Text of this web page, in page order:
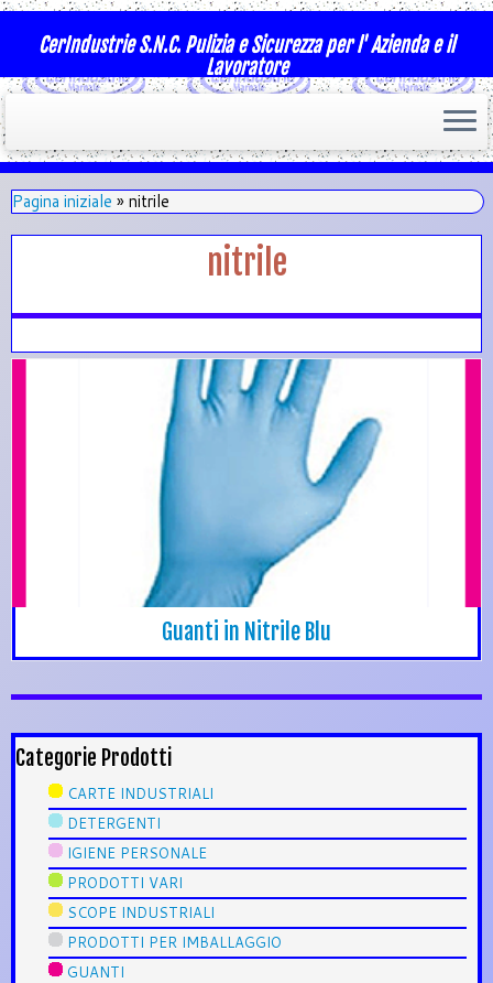
CerIndustrie S.N.C. Pulizia e Sicurezza per l' Azienda e il
Lavoratore
Pagina iniziale » nitrile
nitrile
Guanti in Nitrile Blu
Categorie Prodotti
CARTE INDUSTRIALI
DETERGENTI
IGIENE PERSONALE
PRODOTTI VARI
SCOPE INDUSTRIALI
PRODOTTI PER IMBALLAGGIO
GUANTI